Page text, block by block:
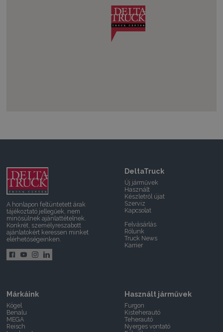
A honlapon feltüntetett árak
tájékoztató jellegűek, nem
minősülnek ajánlattételnek.
Konkrét, személyreszabott
ajánlatokért keressen minket
elérhetőségeinken.
DeltaTruck
Új járművek
Használt
Készletről újat
Szerviz
Kapcsolat
Felvásárlás
Rólunk
Truck News
Karrier
Márkáink
Kögel
Benalu
MEGA
Reisch
Használt járművek
Furgon
Kisteherautó
Teherautó
Nyerges vontató